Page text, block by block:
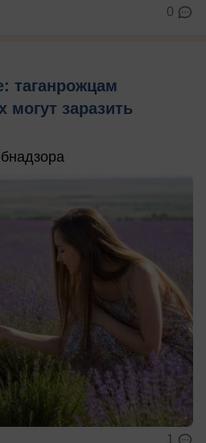
0
таганрожцам
могут заразить
1